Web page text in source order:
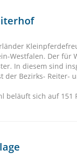
Westfalen. Der für
In diesem sind
der Bezirks- Reiter-
beläuft sich auf 151